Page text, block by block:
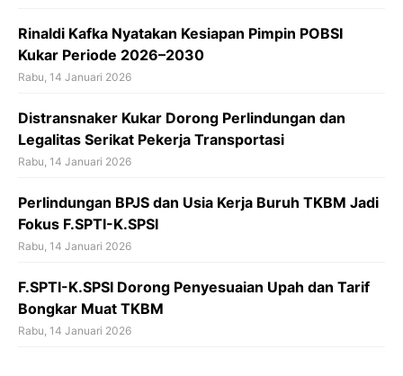
Rinaldi Kafka Nyatakan Kesiapan Pimpin POBSI
Kukar Periode 2026–2030
Rabu, 14 Januari 2026
Distransnaker Kukar Dorong Perlindungan dan
Legalitas Serikat Pekerja Transportasi
Rabu, 14 Januari 2026
Perlindungan BPJS dan Usia Kerja Buruh TKBM Jadi
Fokus F.SPTI-K.SPSI
Rabu, 14 Januari 2026
F.SPTI-K.SPSI Dorong Penyesuaian Upah dan Tarif
Bongkar Muat TKBM
Rabu, 14 Januari 2026